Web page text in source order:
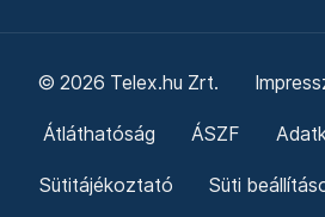
© 2026 Telex.hu Zrt.
Átláthatóság ÁSZF
Sütitájékoztató Süti